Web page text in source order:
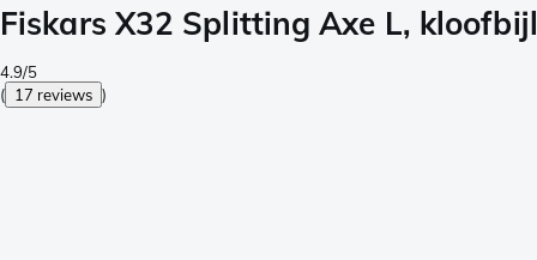
Fiskars X32 Splitting Axe L, kloofbijl
4.9/5
( 17 reviews )